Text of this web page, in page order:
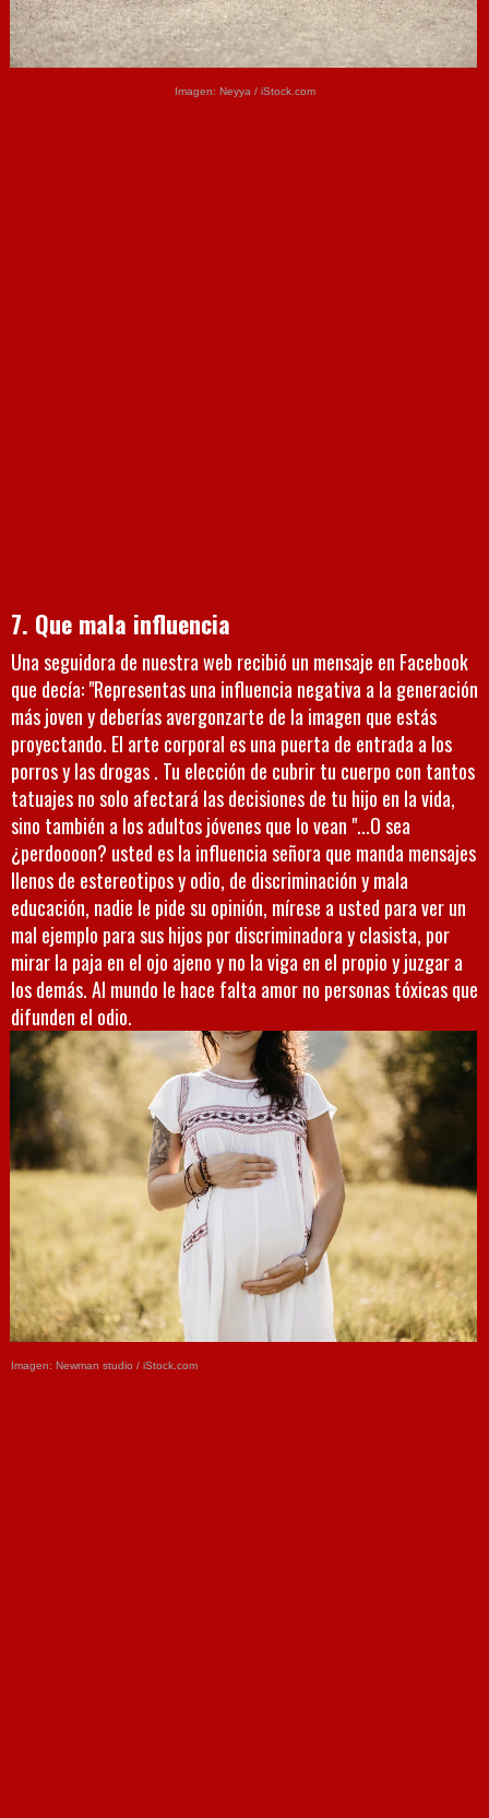
Imagen: Neyya / iStock.com
7. Que mala influencia
Una seguidora de nuestra web recibió un mensaje en Facebook
que decía: "Representas una influencia negativa a la generación
más joven y deberías avergonzarte de la imagen que estás
proyectando. El arte corporal es una puerta de entrada a los
porros y las drogas . Tu elección de cubrir tu cuerpo con tantos
tatuajes no solo afectará las decisiones de tu hijo en la vida,
sino también a los adultos jóvenes que lo vean "...O sea
¿perdoooon? usted es la influencia señora que manda mensajes
llenos de estereotipos y odio, de discriminación y mala
educación, nadie le pide su opinión, mírese a usted para ver un
mal ejemplo para sus hijos por discriminadora y clasista, por
mirar la paja en el ojo ajeno y no la viga en el propio y juzgar a
los demás. Al mundo le hace falta amor no personas tóxicas que
difunden el odio.
Imagen: Newman studio / iStock.com